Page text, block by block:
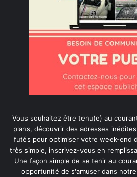
Vous souhaitez être tenu(e) au
plans, découvrir des adresses
futés pour optimiser votre week-end
très simple, inscrivez-vous en
Une façon simple de se tenir au
opportunité de s'amuser dans